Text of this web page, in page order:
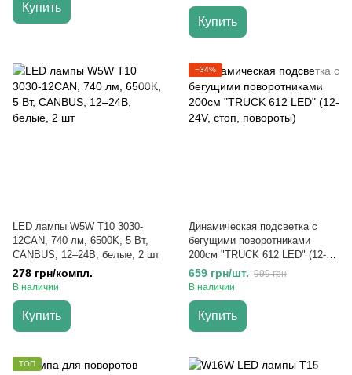
Купить
Купить
LED лампы W5W T10 3030-
12CAN, 740 лм, 6500K, 5 Вт,
CANBUS, 12–24В, белые, 2 шт
278 грн/компл.
В наличии
Купить
−34%
Динамическая подсветка с
бегущими поворотниками
200см "TRUCK 612 LED" (12-
24V, стоп, повороты)
659 грн/шт. 999 грн
В наличии
Купить
ТОП